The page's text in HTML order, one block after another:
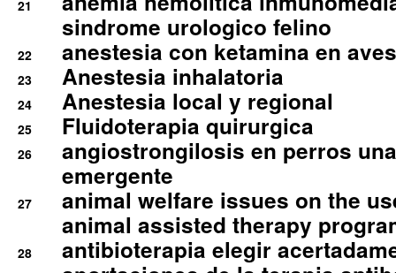
21
sindrome urologico felino
22 anestesia con ketamina en
23 Anestesia inhalatoria
24 Anestesia local y regional
25 Fluidoterapia quirurgica
26
angiostrongilosis en perros
emergente
27
animal welfare issues on the
animal assisted therapy
28 antibioterapia elegir